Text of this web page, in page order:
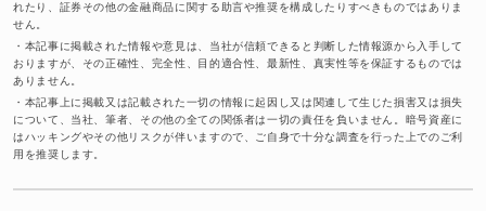
れたり、証券その他の金融商品に関する助言や推奨を構成したりすべきものではありま
せん。
・ 本記事に掲載された情報や意見は、当社が信頼できると判断した情報源から入手して
おりますが、その正確性、完全性、目的適合性、最新性、真実性等を保証するものでは
ありません。
・ 本記事上に掲載又は記載された一切の情報に起因し又は関連して生じた損害又は損失
について、当社、筆者、その他の全ての関係者は一切の責任を負いません。暗号資産に
はハッキングやその他リスクが伴いますので、ご自身で十分な調査を行った上でのご利
用を推奨します。